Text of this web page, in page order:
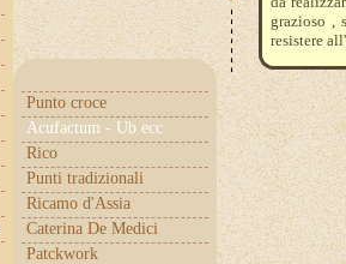
Punto croce
Acufactum - Ub ecc
Rico
Punti tradizionali
Ricamo d'Assia
Caterina De Medici
Patckwork
grazioso ,
resistere